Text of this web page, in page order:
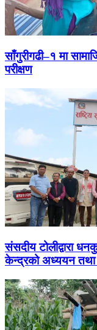
साँगुरीगढी–१ मा
परीक्षण
संसदीय टोलीद्वारा
केन्द्रको अध्ययन